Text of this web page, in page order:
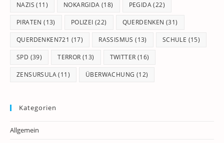
NAZIS (11) NOKARGIDA (18) PEGIDA(22)
PIRATEN (13) POLIZEI (22) QUERDENKEN (31)
QUERDENKEN721 (17) RASSISMUS (13) SCHULE (15)
SPD (39) TERROR (13) TWITTER (16)
ZENSURSULA(11) ÜBERWACHUNG (12)
Kategorien
Allgemein